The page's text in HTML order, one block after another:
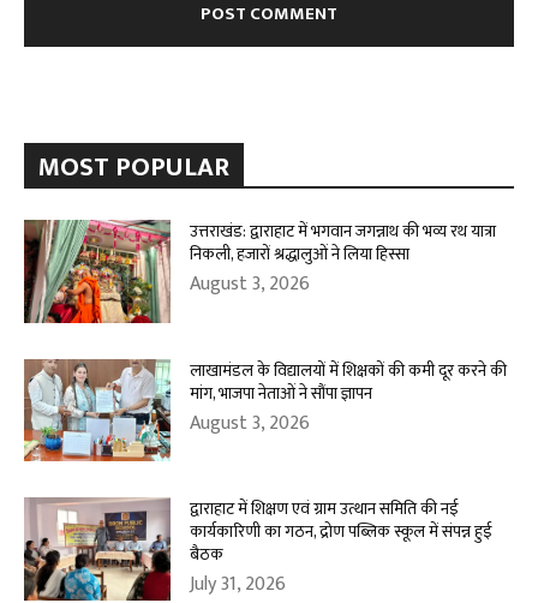
MOST POPULAR
उत्तराखंड: द्वाराहाट में भगवान जगन्नाथ की भव्य रथ यात्रा
निकली, हजारों श्रद्धालुओं ने लिया हिस्सा
August 3, 2026
लाखामंडल के विद्यालयों में शिक्षकों की कमी दूर करने की
मांग, भाजपा नेताओं ने सौंपा ज्ञापन
August 3, 2026
द्वाराहाट में शिक्षण एवं ग्राम उत्थान समिति की नई
कार्यकारिणी का गठन, द्रोण पब्लिक स्कूल में संपन्न हुई
बैठक
July 31, 2026